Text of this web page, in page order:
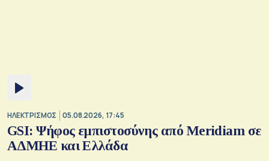
ΗΛΕΚΤΡΙΣΜΟΣ 05.08.2026, 17:45
GSI: Ψήφος εμπιστοσύνης από Meridiam σε
ΑΔΜΗΕ και Ελλάδα